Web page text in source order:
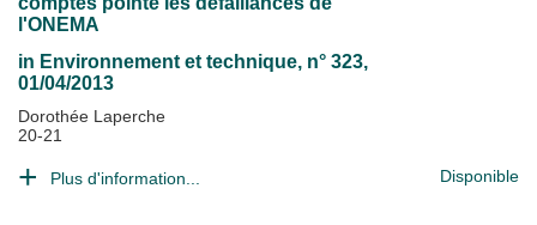
l'ONEMA
in Environnement et technique, n° 323,
01/04/2013
Dorothée Laperche
20-21
Plus d'information... Disponible